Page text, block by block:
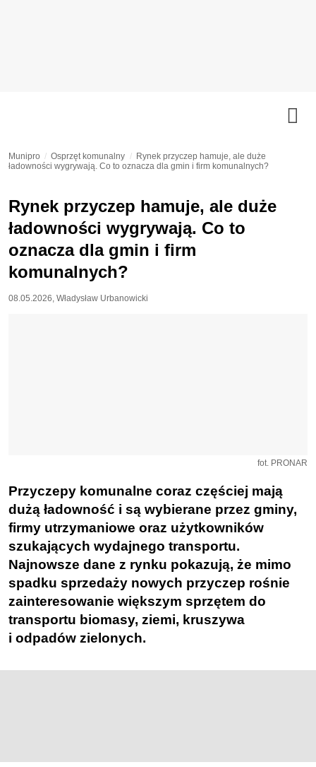
Munipro Osprzęt komunalny
Rynek przyczep hamuje, ale duże
ładowności wygrywają. Co to oznacza dla gmin i firm komunalnych?
Rynek przyczep hamuje, ale duże
ładowności wygrywają. Co to
oznacza dla gmin i firm
komunalnych?
08.05.2026, Władysław Urbanowicki
fot. PRONAR
Przyczepy komunalne coraz częściej mają
dużą ładowność i są wybierane przez gminy,
firmy utrzymaniowe oraz użytkowników
szukających wydajnego transportu.
Najnowsze dane z rynku pokazują, że mimo
spadku sprzedaży nowych przyczep rośnie
zainteresowanie większym sprzętem do
transportu biomasy, ziemi, kruszywa
i odpadów zielonych.